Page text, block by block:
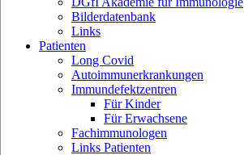
Bilderdatenbank
Links
Patienten
Long Covid
Autoimmunerkrankungen
Immundefektzentren
Für Kinder
Für Erwachsene
Fachimmunologen
Links Patienten